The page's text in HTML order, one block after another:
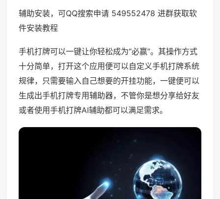
辅助安装，可QQ搜索申请 549552478 进群获取软
件安装教程
手机打牌可以一键让你轻松成为“必赢”。其操作方式
十分简单，打开这个应用便可以自定义手机打牌系统
规律，只需要输入自己想要的开挂功能，一键便可以
生成出手机打牌专用辅助器，不管你是想分享给好友
或者使用手机打牌AI辅助都可以满足需求。